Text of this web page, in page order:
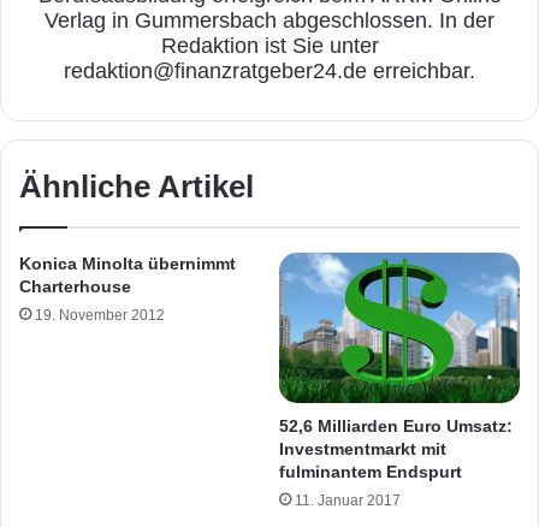
Verlag in Gummersbach abgeschlossen. In der
Redaktion ist Sie unter
redaktion@finanzratgeber24.de erreichbar.
Ähnliche Artikel
Konica Minolta übernimmt
Charterhouse
19. November 2012
52,6 Milliarden Euro Umsatz:
Investmentmarkt mit
fulminantem Endspurt
11. Januar 2017